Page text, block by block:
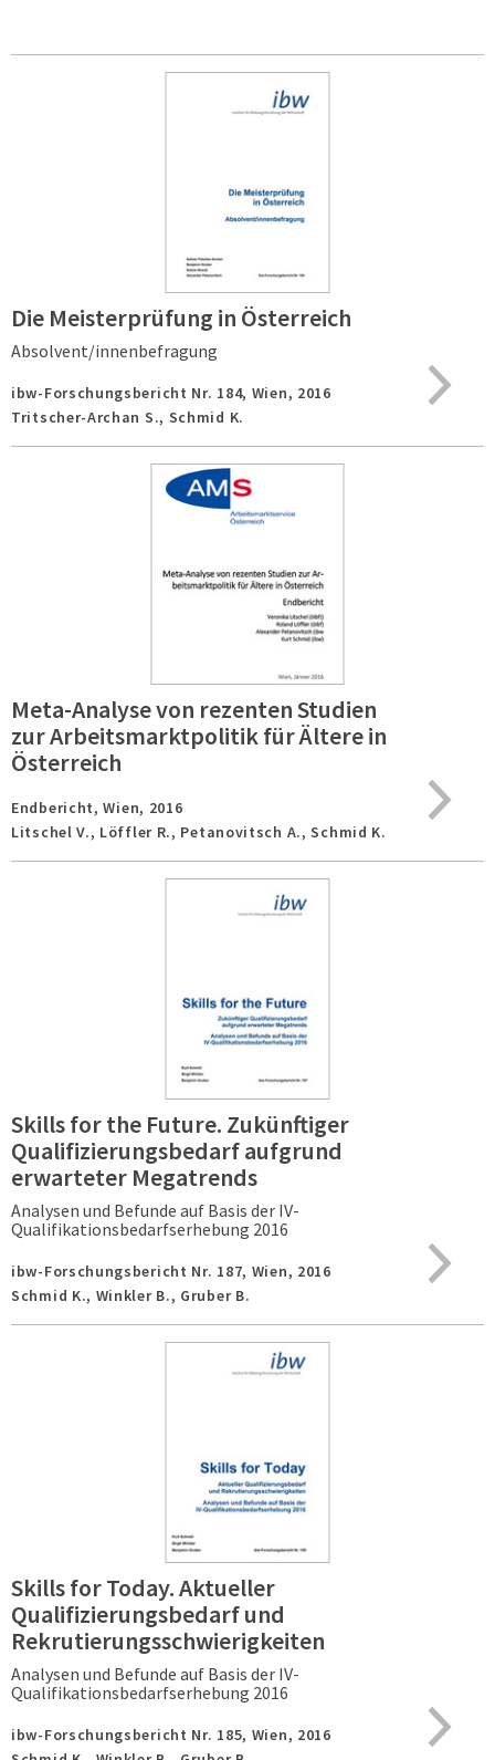
Die Meisterprüfung in Österreich
Absolvent/innenbefragung
ibw-Forschungsbericht Nr. 184, Wien, 2016
Tritscher-Archan S., Schmid K.
Meta-Analyse von rezenten Studien
zur Arbeitsmarktpolitik für Ältere in
Österreich
Endbericht,Wien, 2016
Litschel V., Löffler R., Petanovitsch A., Schmid K.
Skills for the Future. Zukünftiger
Qualifizierungsbedarf aufgrund
erwarteter Megatrends
Analysen und Befunde auf Basis der IV-
Qualifikationsbedarfserhebung 2016
ibw-Forschungsbericht Nr. 187, Wien, 2016
Schmid K., Winkler B., Gruber B.
Skills for Today. Aktueller
Qualifizierungsbedarf und
Rekrutierungsschwierigkeiten
Analysen und Befunde auf Basis der IV-
Qualifikationsbedarfserhebung 2016
ibw-Forschungsbericht Nr. 185, Wien, 2016